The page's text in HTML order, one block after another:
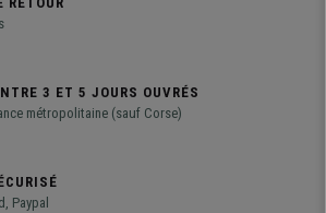
3 ET 5 JOURS OUVRÉS
métropolitaine (sauf Corse)
Paypal